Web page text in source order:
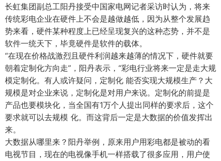
长虹集团副总工阳丹接受中国家电网记者采访时认为，将来
传统彩电企业在硬件上不会是越做越低，因为从整个发展趋
势来看，硬件某种程度上已经呈现复兴的这种态势，并不是
软件一统天下，毕竟硬件是软件的载体。
“在现在价格战激烈且硬件利润越来越薄的情况下，硬件就要
朝着定制化方向走”，阳丹表示，“彩电行业将来一定是走大规
模定制化。有人或许疑问，定制化 能否实现大规模生产？大
规模是对企业来说，定制化是对用户来说。定制化的前提是
产品也要模块化，当全国有1万个人提出同样的要求后，这个
要求就可以去规模 化。而这背后一定是大数据的价值发挥出
来。
大数据从哪里来？阳丹举例，原来用户用彩电都是被动的看
电视节目，现在的电视像手机一样搭载了很多应用，用户使